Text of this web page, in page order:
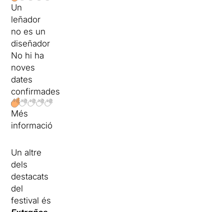
Un
leñador
no es un
diseñador
No hi ha
noves
dates
confirmades
Més
informació
Un altre
dels
destacats
del
festival és